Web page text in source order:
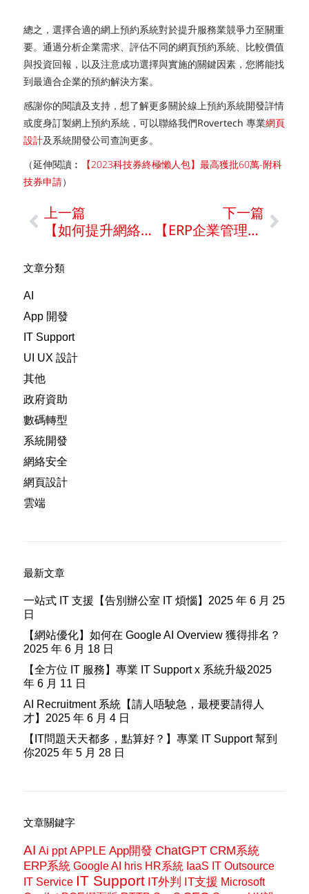
文章分類
AI
App 開發
IT Support
UI UX 設計
其他
政府資助
數碼轉型
系統開發
網絡安全
網頁設計
雲端
最新文章
一站式 IT 支援【告別辦公室 IT 煩惱】 2025 年 6 月 25
日
【網站優化】如何在 Google AI Overview 獲得排名？
2025 年 6 月 18 日
【全方位 IT 服務】專業 IT Support x 系統升級2025
年 6 月 11 日
AI Recruitment 系統【請人唔駛急，最梗要請得人
才】 2025 年 6 月 4 日
【IT問題天天都多，點算好？】專業 IT Support 幫到
你2025 年 5 月 28 日
文章關鍵字
AI Ai ppt APPLE App開發 ChatGPT CRM系統
ERP系統 Google AI hris HR系統 IaaS IT Outsource
IT Service IT Support IT外判 IT支援 Microsoft
總之，選擇合適的網上預約系統對於提升服務業競爭力至關重
要。通過分析企業需求、評估不同的網頁預約系統、比較價值
與投資回報，以及注意成功選擇與實施的關鍵因素，您將能找
到最適合企業的預約解決方案。
感謝你的閱讀及支持，想了解更多關於線上預約系統開發詳情
或度身訂製網上預約系統，可以聯絡我們Rovertech 專業網頁
設計及系統開發公司查詢更多。
（延伸閱讀︰
【2023科技券終極懶人包】最高獲批60萬-附科
技券申請）
上一篇
【如何提升網絡安全？】應對金融與零售業所面臨的網路安全挑戰
下一篇
【ERP企業管理系統是什麼】一文看懂ERP系統如何提升企業效率